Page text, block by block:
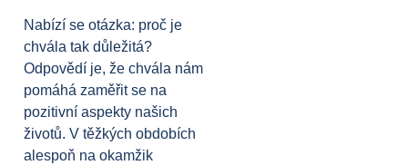
Nabízí se otázka: proč je
chvála tak důležitá?
Odpovědí je, že chvála nám
pomáhá zaměřit se na
pozitivní aspekty našich
životů. V těžkých obdobích
alespoň na okamžik